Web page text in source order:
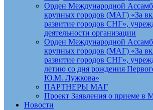
Орден Международной
крупных городов (МАГ) «За
развитие городов СНГ»,
деятельности организации
Орден Международной
крупных городов (МАГ) «За
развитие городов СНГ»,
летию со дня рождения
Ю.М. Лужкова»
ПАРТНЕРЫ МАГ
Проект Заявления о приеме в
Новости